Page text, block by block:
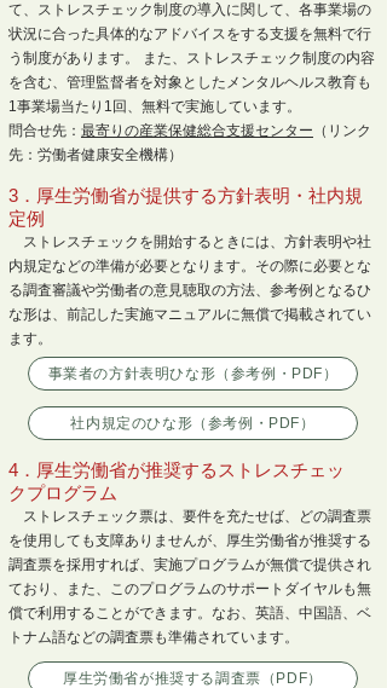
て、ストレスチェック制度の導入に関して、各事業場の
状況に合った具体的なアドバイスをする支援を無料で行
う制度があります。 また、ストレスチェック制度の内容
を含む、管理監督者を対象としたメンタルヘルス教育も
1事業場当たり1回、無料で実施しています。
問合せ先： 最寄りの産業保健総合支援センター （リンク
先：労働者健康安全機構）
3．厚生労働省が提供する方針表明・社内規
定例
ストレスチェックを開始するときには、方針表明や社
内規定などの準備が必要となります。その際に必要とな
る調査審議や労働者の意見聴取の方法、参考例となるひ
な形は、前記した実施マニュアルに無償で掲載されてい
ます。
事業者の方針表明ひな形（参考例・PDF）
社内規定のひな形（参考例・PDF）
4．厚生労働省が推奨するストレスチェッ
クプログラム
ストレスチェック票は、要件を充たせば、どの調査票
を使用しても支障ありませんが、厚生労働省が推奨する
調査票を採用すれば、実施プログラムが無償で提供され
ており、また、このプログラムのサポートダイヤルも無
償で利用することができます。なお、英語、中国語、ベ
トナム語などの調査票も準備されています。
厚生労働省が推奨する調査票（PDF）